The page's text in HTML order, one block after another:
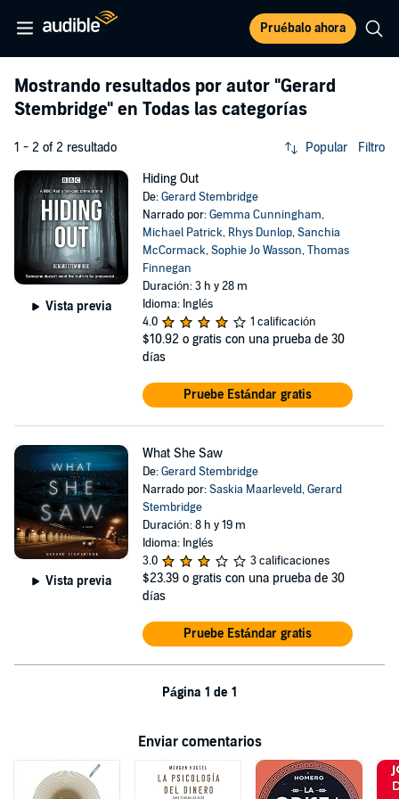
Pruébalo ahora
Mostrando resultados por autor "Gerard
Stembridge" en Todas las categorías
1 - 2 of 2 resultado Popular Filtro
Vista previa
Hiding Out
De:Gerard Stembridge
Narrado por:Gemma Cunningham,
Michael Patrick, Rhys Dunlop,Sanchia
McCormack,Sophie Jo Wasson,Thomas
Finnegan
Duración: 3 h y 28 m
Idioma: Inglés
4.0
1 calificación
$10.92 o gratis con una prueba de 30
días
Pruebe Estándar gratis
Vista previa
What She Saw
De:Gerard Stembridge
Narrado por:Saskia Maarleveld,Gerard
Stembridge
Duración: 8 h y 19 m
Idioma: Inglés
3.0
3 calificaciones
$23.39 o gratis con una prueba de 30
días
Pruebe Estándar gratis
Página 1 de 1
Enviar comentarios